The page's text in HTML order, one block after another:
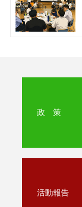
政 策
活動報告